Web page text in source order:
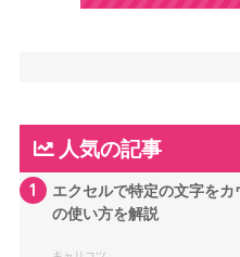
人気の記事
1
エクセルで特定の文字を
の使い方を解説